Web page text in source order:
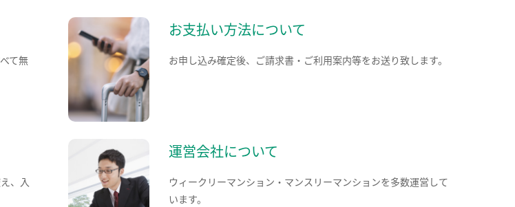
て無
お支払い方法について
お申し込み確定後、ご請求書・ご利用案内等をお送り致します。
、入
運営会社について
ウィークリーマンション・マンスリーマンションを多数運営して
います。